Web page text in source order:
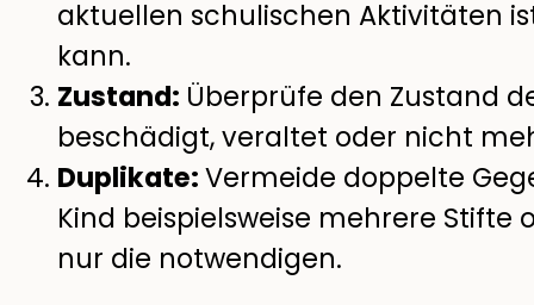
aktuellen schulischen Aktivitäten
kann.
Zustand: Überprüfe den Zustand
beschädigt, veraltet oder nicht
Duplikate:Vermeide doppelte
Kind beispielsweise mehrere
nur die notwendigen.